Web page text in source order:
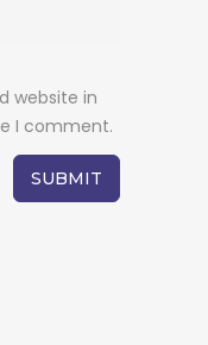
website in
I comment.